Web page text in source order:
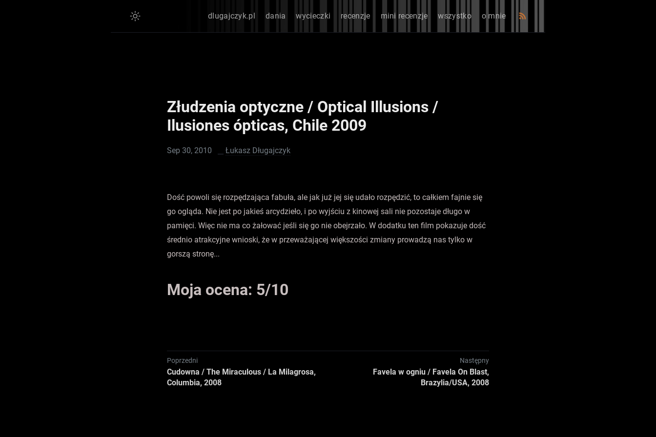
dlugajczyk.pl dania wycieczki recenzje mini recenzje wszystko o mnie
Złudzenia optyczne / Optical Illusions /
Ilusiones ópticas, Chile 2009
Sep 30, 2010 Łukasz Długajczyk
Dość powoli się rozpędzająca fabuła, ale jak już jej się udało rozpędzić, to całkiem fajnie się
go ogląda. Nie jest po jakieś arcydzieło, i po wyjściu z kinowej sali nie pozostaje długo w
pamięci. Więc nie ma co żałować jeśli się go nie obejrzało. W dodatku ten film pokazuje dość
średnio atrakcyjne wnioski, że w przeważającej większości zmiany prowadzą nas tylko w
gorszą stronę...
Moja ocena: 5/10
Poprzedni
Cudowna / The Miraculous / La Milagrosa,
Columbia, 2008
Następny
Favela w ogniu / Favela On Blast,
Brazylia/USA, 2008